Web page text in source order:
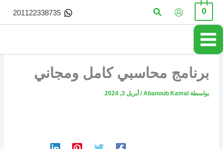
تخطي
المحتوى
0 البحث 201122338735
برنامج محاسبي كامل ومجاني
بواسطة Abanoub Kamal
/ أبريل 3, 2024